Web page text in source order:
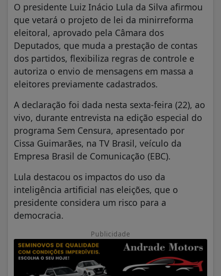
O presidente Luiz Inácio Lula da Silva afirmou
que vetará o projeto de lei da minirreforma
eleitoral, aprovado pela Câmara dos
Deputados, que muda a prestação de contas
dos partidos, flexibiliza regras de controle e
autoriza o envio de mensagens em massa a
eleitores previamente cadastrados.
A declaração foi dada nesta sexta-feira (22), ao
vivo, durante entrevista na edição especial do
programa Sem Censura, apresentado por
Cissa Guimarães, na TV Brasil, veículo da
Empresa Brasil de Comunicação (EBC).
Lula destacou os impactos do uso da
inteligência artificial nas eleições, que o
presidente considera um risco para a
democracia.
Publicidade